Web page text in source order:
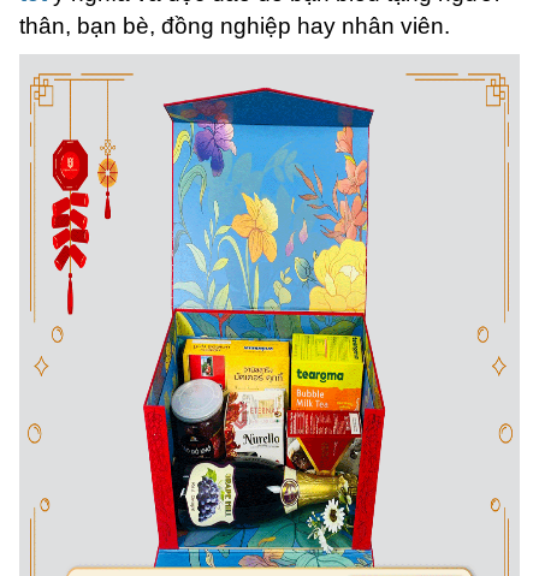
thân, bạn bè, đồng nghiệp hay nhân viên.